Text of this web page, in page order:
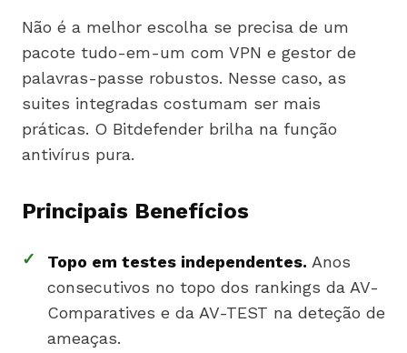
Não é a melhor escolha se precisa de um
pacote tudo-em-um com VPN e gestor de
palavras-passe robustos. Nesse caso, as
suites integradas costumam ser mais
práticas. O Bitdefender brilha na função
antivírus pura.
Principais Benefícios
✓ Topo em testes independentes. Anos
consecutivos no topo dos rankings da AV-
Comparatives e da AV-TEST na deteção de
ameaças.